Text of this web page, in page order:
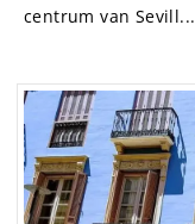
centrum van Sevill...